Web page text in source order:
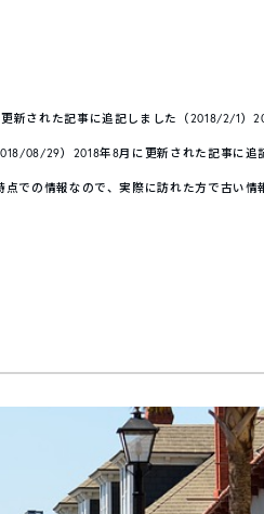
更新された記事に追記しました（2018/2/1）
08/29） 2018年8月に更新された記事に追
点での情報なので、実際に訪れた方で古い情